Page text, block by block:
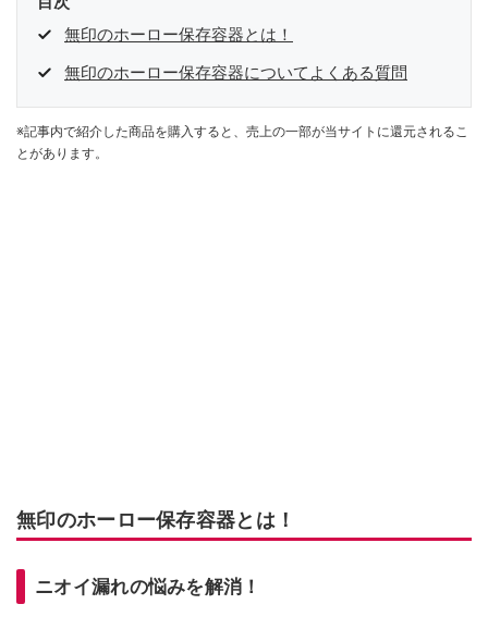
無印のホーロー保存容器とは！
無印のホーロー保存容器についてよくある質問
※記事内で紹介した商品を購入すると、売上の一部が当サイトに還元されるこ
とがあります。
無印のホーロー保存容器とは！
ニオイ漏れの悩みを解消！